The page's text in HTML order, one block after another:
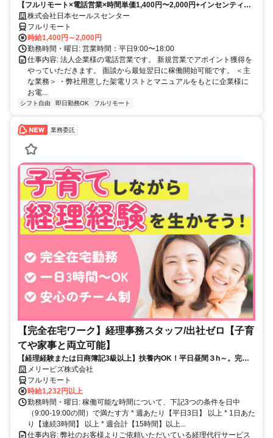
で家庭と仕事の両立を実現
【フルリモート×電話営業×時間単価1,400円〜2,000円+インセンティブ
あり】 ＜ママさん、未経験活躍中＞ 完全在宅の電話営業で家庭と仕事の
両立を実現
株式会社日本セールスセンター
フルリモート
時給1,400円～2,000円
勤務時間・曜日: 営業時間：平日9:00〜18:00
仕事内容: 法人企業様の電話営業です。 新規営業でアポイント獲得を
やっていただきます。 面談から最短翌日に稼働開始可能です。 ＜主
な業務＞ ・弊社用意した架電リストとマニュアルをもとに企業様に
お電...
シフト自由 即日勤務OK フルリモート
業務委託
【完全在宅ワーク】経理事務スタッフ/出社ゼロ【子育
てや家事と両立可能】
【経理経験または日商簿記3級以上】扶養内OK！平日昼間３h～。完全
在宅で育児・介護中の方も大歓迎♪
メリービズ株式会社
フルリモート
時給1,232円以上
勤務時間・曜日: 稼働可能な時間について、下記3つの条件を日中
（9:00-19:00の間）で満たす方 * 週あたり【平日3日】 以上 * 1日あた
り【連続3時間】 以上 * 週合計【15時間】以上...
仕事内容: 弊社のお客様よりご依頼いただいている経理代行サービス